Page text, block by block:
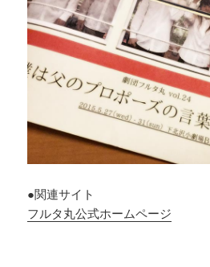
●関連サイト
フルタ丸公式ホームページ